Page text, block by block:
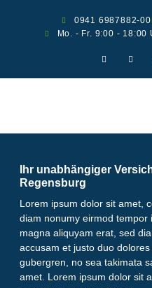
0941 6987882-00
Mo. - Fr. 9:00 - 18:00
Ihr unabhängiger
Regensburg
Lorem ipsum dolor sit amet,
diam nonumy eirmod
magna aliquyam erat, sed
accusam et justo duo
gubergren, no sea takimata
amet. Lorem ipsum dolor sit